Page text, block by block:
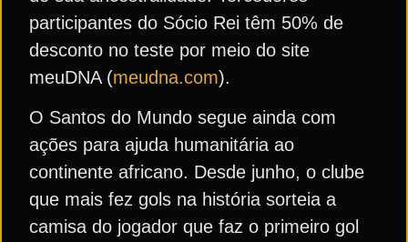
participantes do Sócio Rei têm 50% de
desconto no teste por meio do site
meuDNA (meudna.com).
O Santos do Mundo segue ainda com
ações para ajuda humanitária ao
continente africano. Desde junho, o clube
que mais fez gols na história sorteia a
camisa do jogador que faz o primeiro gol